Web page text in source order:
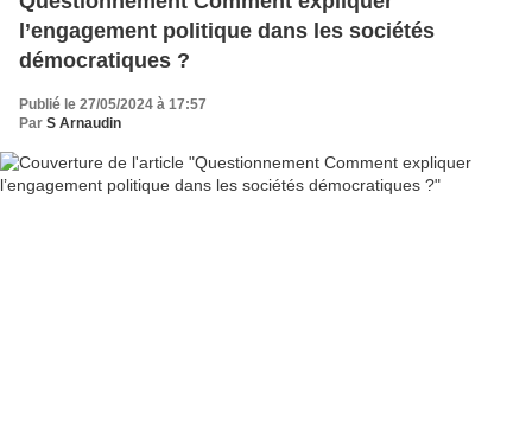
l’engagement politique dans les sociétés
démocratiques ?
Publié le 27/05/2024 à 17:57
Par S Arnaudin